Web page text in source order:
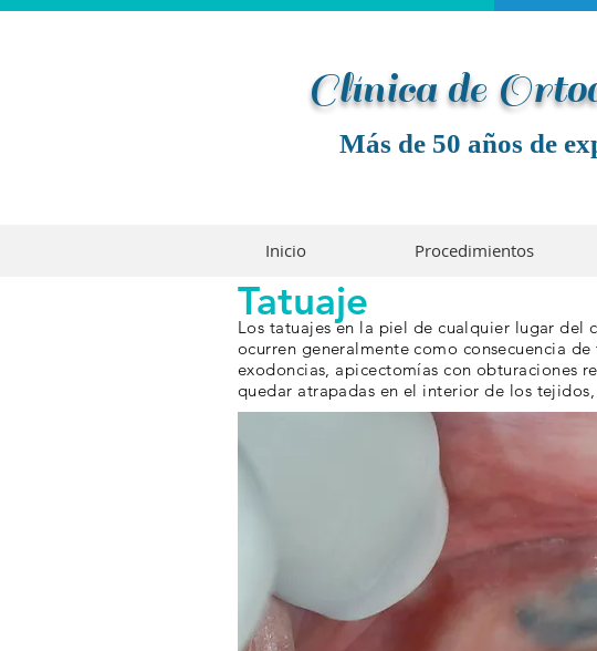
Clínica de
Más de 50 años de
Inicio Procedimientos
Tatuaje
Los tatuajes en la piel de cualquier lugar del
ocurren generalmente como consecuencia
exodoncias, apicectomías con obturaciones
quedar atrapadas en el interior de los